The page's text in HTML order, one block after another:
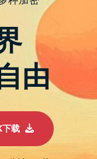
篇再决定
内能用吗